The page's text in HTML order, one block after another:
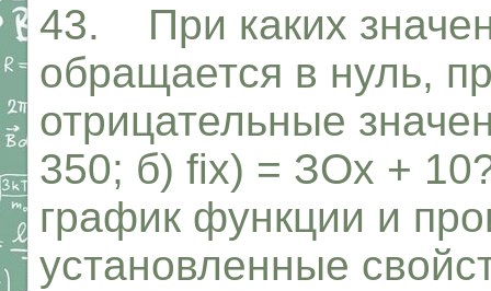
43. При каких
обращается в нуль,
отрицательные
350; б) fix) = ЗОх +
график функции и
установленные